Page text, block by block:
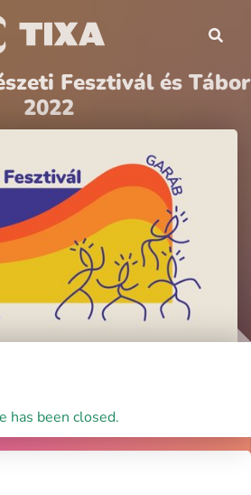
Fesztivál és Tábor
2022
has been closed.